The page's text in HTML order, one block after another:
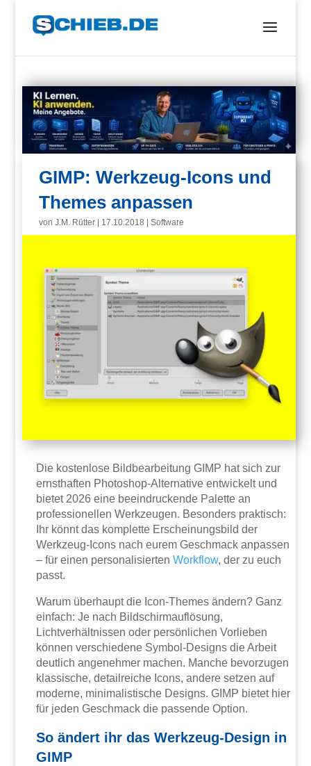
GIMP: Werkzeug-Icons und
Themes anpassen
vonJ.M. Rütter 17.10.2018 |Software
Die kostenlose Bildbearbeitung GIMP hat sich zur
ernsthaften Photoshop-Alternative entwickelt und
bietet 2026 eine beeindruckende Palette an
professionellen Werkzeugen. Besonders praktisch:
Ihr könnt das komplette Erscheinungsbild der
Werkzeug-Icons nach eurem Geschmack anpassen
– für einen personalisiertenWorkflow, der zu euch
passt.
Warum überhaupt die Icon-Themes ändern? Ganz
einfach: Je nach Bildschirmauflösung,
Lichtverhältnissen oder persönlichen Vorlieben
können verschiedene Symbol-Designs die Arbeit
deutlich angenehmer machen. Manche bevorzugen
klassische, detailreiche Icons, andere setzen auf
moderne, minimalistische Designs. GIMP bietet hier
für jeden Geschmack die passende Option.
So ändert ihr das Werkzeug-Design in
GIMP